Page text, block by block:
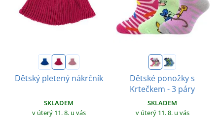
Dětský pletený nákrčník
SKLADEM
v úterý 11. 8. u vás
Dětské ponožky s
Krtečkem - 3 páry
SKLADEM
v úterý 11. 8. u vás